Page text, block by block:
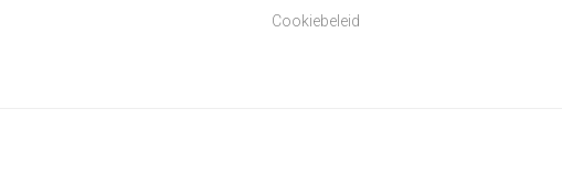
Cookiebeleid